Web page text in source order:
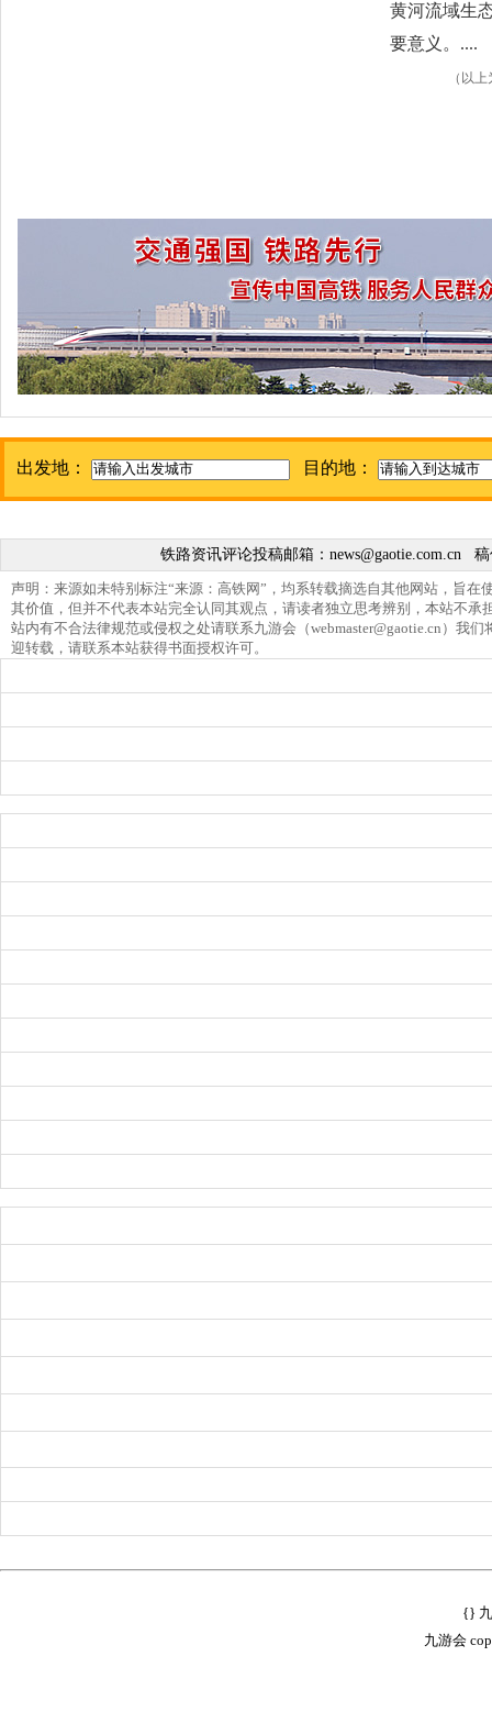
黄河流域生
要意义。....
（以
出发地： 目的地：
铁路资讯评论投稿邮箱： news@gaotie.com.cn稿
声明：来源如未特别标注“来源：高铁网”，均系转载摘选自其他网站，旨在
其价值，但并不代表本站完全认同其观点，请读者独立思考辨别，本站不承
站内有不合法律规范或侵权之处请联系九游会（webmaster@gaotie.cn ）我们
迎转载，请联系本站获得书面授权许可。
{}
九游会